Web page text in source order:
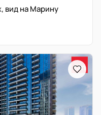
вид на Марину